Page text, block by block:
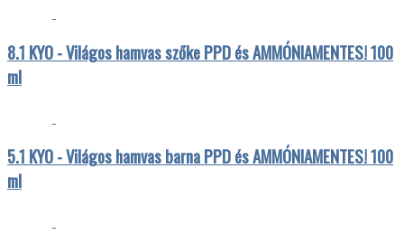
8.1 KYO - Világos hamvas szőke PPD és AMMÓNIAMENTES! 100
ml
5.1 KYO - Világos hamvas barna PPD és AMMÓNIAMENTES! 100
ml